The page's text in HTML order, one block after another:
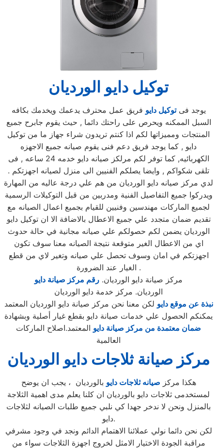
توكيل دايو الورديان
يوجد فىتوكيل دايو فريق عمل محترف يدعمك ويخدمك بكافه
السبل الممكنه ويحرص على راحتك دائما , حيث يقوم جابرح جميع
المنتجات ومميزاتها لكم اذا كنتم تريدون شراء جهاز ما من توكيل
دايو , كما يوجد فريق دعم فنى يقوم صيانه جميع الاجهزه
الكهربائيه, كما توفر لكم مرلكز صيانه دايو خدمه 24 ساعه , فى
تلقى شكواكم , وايضا يصلكم الفنيين الى منزل لصيانه اجهزتكم .
لدي مركز صيانه دايو الورديان من هم علي درجة عاليه من المهارة
ويدركوا جميع التفاصيل الفنية ومدربين من قبل التوكيلات الرسمية
لجميع الماركات مهندسين وفنيين للقيام بجميع اعمال الصيانه مع
تقديم ضمان متجدد علي جميع الاعطال بالاضافة الا ان توكيل دايو
الورديان يضمن لكم حصولكم علي صيانه مجانية في حالة حدوث
اي من الاعطال الغير متوقعة نتيجة الصيانه معنا سوف تكون
اجهزتكم في امان وسوف تحصل علي صيانه وتغير لاي من قطع
الغيار عند الضرورة .
مركز صيانة دايو الورديان. رقم مركز صيانة دايو
الورديان. مركز خدمة دايو الورديان
نبذة عن موقع دايو لكن معنا نحن مركز صيانة دايو الورديان المعتمد
يمكنكم الحصول علي خدمات صيانة دايو بقطع غيار أصلية وبشهادة
ضمان معتمدة من مركز صيانة دايو المعتمد.اصلاح الماركات
العالمية
مركز صيانة ثلاجات دايو الورديان
هكذا مركز صيانه ثلاجات دايو بالورديان ، يجب ان يوضح
لمستخدمى ثلاجات دايو بالورديان ان كلنا يعلم مدى اهمية الثلاجة
بالمنزل ونحن لا ندخر جهدا كي نلبي جميع طلبات الصيانه لثلاجات
دايو.
لكن نحن دائما نولي عملائنا الاهتمام الدائم ونجد في وجود مشرفي
مراقبة الجودة الاختيار الامثل لخروج اجهزة الثلاجات سواء من